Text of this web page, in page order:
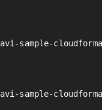
sample-
sample-